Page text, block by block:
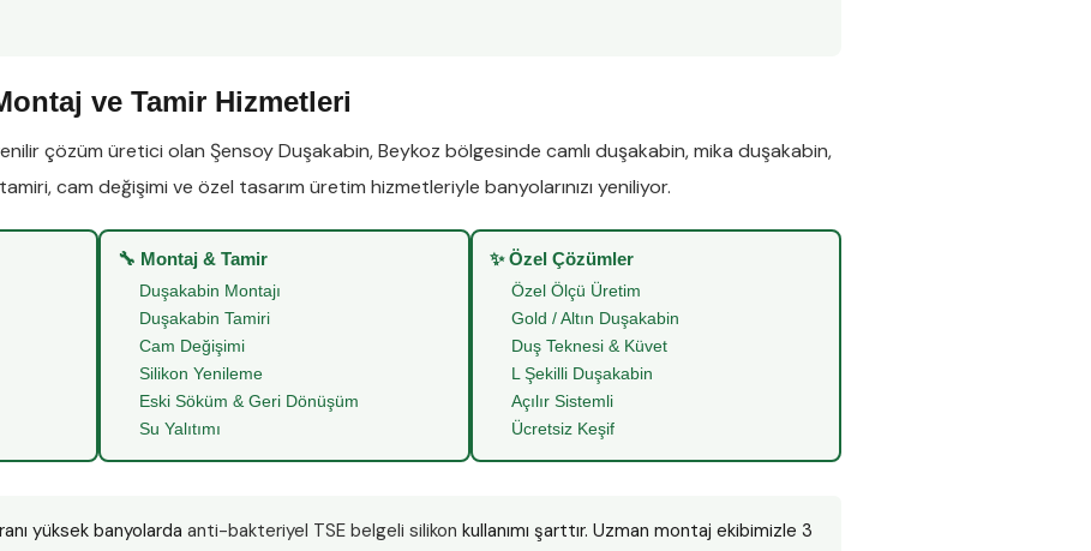
ve Tamir Hizmetleri
çözüm üretici olan Şensoy Duşakabin,Beykoz bölgesinde camlı duşakabin,mika duşakabin,
,cam değişimi ve özel tasarım üretim hizmetleriyle banyolarınızı yeniliyor.
🔧 Montaj & Tamir
Duşakabin Montajı
Duşakabin Tamiri
Cam Değişimi
Silikon Yenileme
Eski Söküm & Geri Dönüşüm
Su Yalıtımı
✨ Özel Çözümler
Özel Ölçü Üretim
Gold / Altın Duşakabin
Duş Teknesi & Küvet
L Şekilli Duşakabin
Açılır Sistemli
Ücretsiz Keşif
yüksek banyolarda anti-bakteriyel TSE belgeli silikon kullanımı şarttır. Uzman montaj ekibimizle 3